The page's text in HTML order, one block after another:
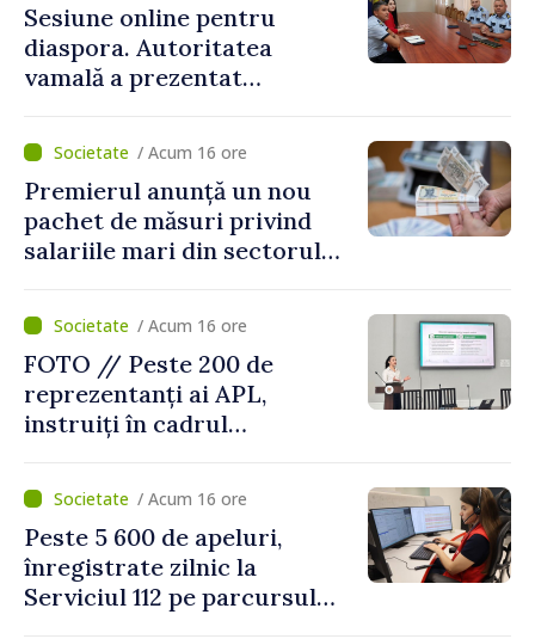
Sesiune online pentru
diaspora. Autoritatea
vamală a prezentat
revenirea în țară
/ Acum 16 ore
Premierul anunță un nou
pachet de măsuri privind
salariile mari din sectorul
/ Acum 16 ore
FOTO // Peste 200 de
reprezentanți ai APL,
instruiți în cadrul
Mediu privind aplicarea a
două regulamente din
domeniu
/ Acum 16 ore
Peste 5 600 de apeluri,
înregistrate zilnic la
Serviciul 112 pe parcursul